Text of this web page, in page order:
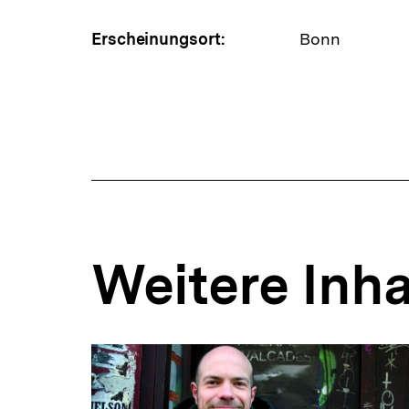
Erscheinungsort: Bonn
Weitere
Inhaltskarousell
für
weitere
Inhaltskarussell
überspringen